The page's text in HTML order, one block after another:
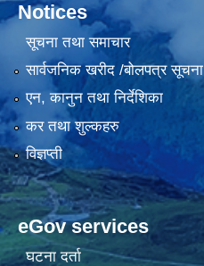
Notices
सूचना तथा समाचार
सार्वजनिक खरीद /बोलपत्र सूचना
एन, कानुन तथा निर्देशिका
कर तथा शुल्कहरु
विज्ञप्ती
eGov services
घटना दर्ता